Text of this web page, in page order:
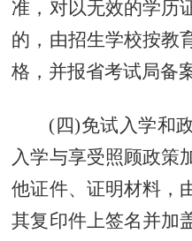
准，对以无效的学历
的，由招生学校按教
格，并报省考试局备案
(四)免试入学和
入学与享受照顾政策
他证件、证明材料，
其复印件上签名并加